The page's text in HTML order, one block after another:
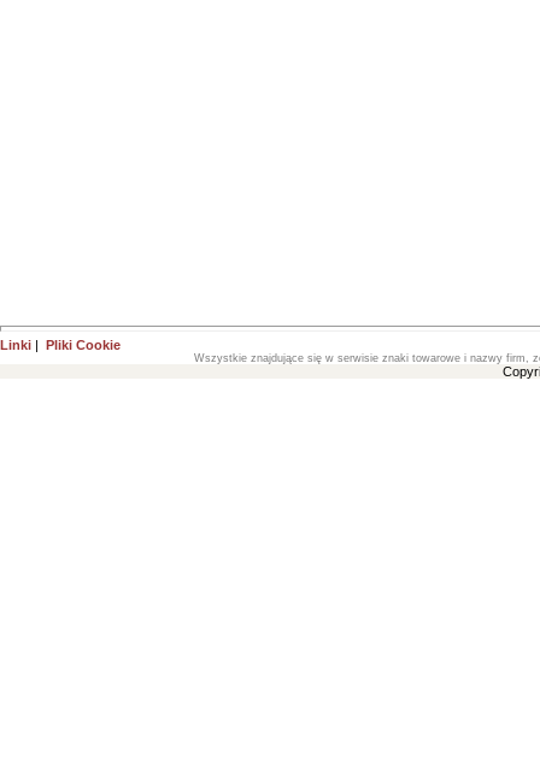
Linki | Pliki Cookie
Wszystkie znajdujące się w serwisie znaki towarowe i nazwy firm,